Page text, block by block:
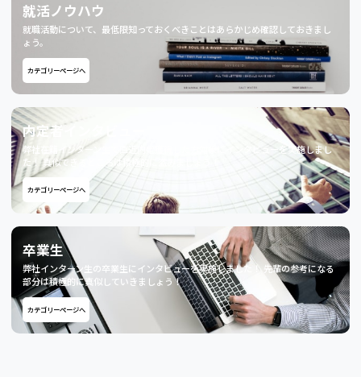
就活ノウハウ
就職活動について、最低限知っておくべきことはあらかじめ確認しておきまし
ょう。
カテゴリーページへ
内定者インタビュー
弊社在籍インターン生で直近内定獲得した方対象にインタビューを実施しまし
た！ 真似できるところは積極的に盗みましょう！
カテゴリーページへ
卒業生
弊社インターン生の卒業生にインタビューを実施しました！ 先輩の参考になる
部分は積極的に真似していきましょう！
カテゴリーページへ